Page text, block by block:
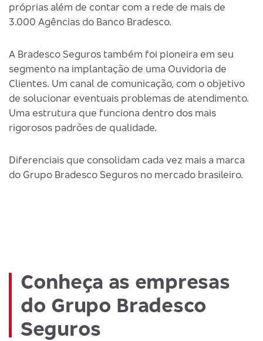
próprias além de contar com a rede de mais de
3.000 Agências do Banco Bradesco.
A Bradesco Seguros também foi pioneira em seu
segmento na implantação de uma Ouvidoria de
Clientes. Um canal de comunicação, com o objetivo
de solucionar eventuais problemas de atendimento.
Uma estrutura que funciona dentro dos mais
rigorosos padrões de qualidade.
Diferenciais que consolidam cada vez mais a marca
do Grupo Bradesco Seguros no mercado brasileiro.
Conheça as empresas
do Grupo Bradesco
Seguros